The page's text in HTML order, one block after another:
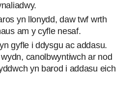
yn llonydd, daw twf wrth
am y cyfle nesaf.
gyfle i ddysgu ac addasu.
canolbwyntiwch ar nod
yn barod i addasu eich